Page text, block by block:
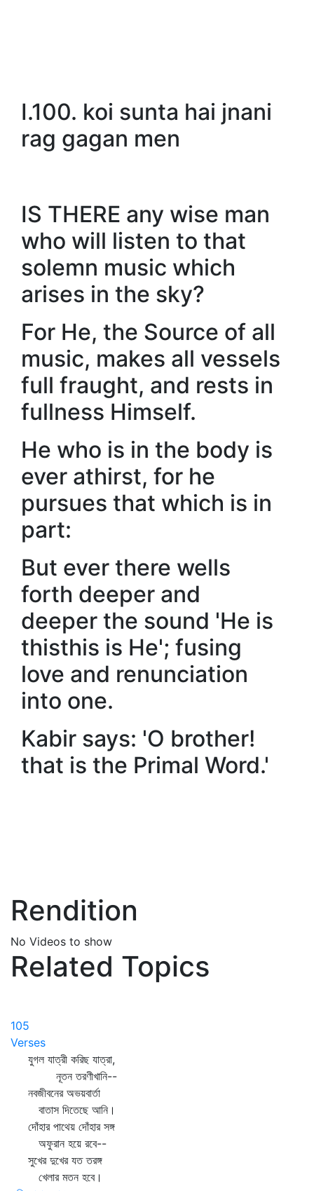
I.100. koi sunta hai jnani
rag gagan men
IS THERE any wise man
who will listen to that
solemn music which
arises in the sky?
For He, the Source of all
music, makes all vessels
full fraught, and rests in
fullness Himself.
He who is in the body is
ever athirst, for he
pursues that which is in
part:
But ever there wells
forth deeper and
deeper the sound 'He is
thisthis is He'; fusing
love and renunciation
into one.
Kabir says: 'O brother!
that is the Primal Word.'
Rendition
No Videos to show
Related Topics
105
Verses
যুগল যাত্রী করিছ যাত্রা,
নূতন তরণীখানি--
নবজীবনের অভয়বার্তা
বাতাস দিতেছে আনি।
দোঁহার পাথেয় দোঁহার সঙ্গ
অফুরান হয়ে রবে--
সুখের দুখের যত তরঙ্গ
খেলার মতন হবে।